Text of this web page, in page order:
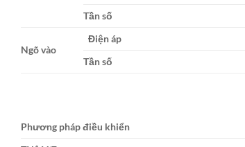
Tần số
Ngõ vào
Điện áp
Tần số
Phương pháp điều khiển